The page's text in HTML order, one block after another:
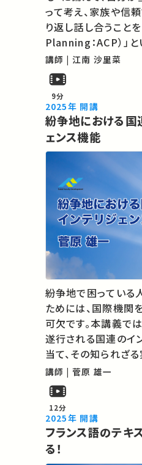
って考え、家族や信
り返し話し合うこと
Planning：ACP）」
の基本的な考え方や
生の最期を自分らし
について一緒に考えて
講師 | 江南 沙里菜
9分
2025年 開講
紛争地における国
ェンス機能
紛争地で困っている
ためには、国際機関
可欠です。本講義で
遂行される国連のイ
当て、その知られざ
講師 | 菅原 雄一
12分
2025年 開講
フランス語のテキ
る！